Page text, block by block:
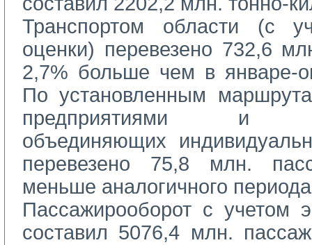
Транспортом области (с
оценки) перевезено 732,6
2,7% больше чем в январе-
По установленным
предприятиями и
объединяющих
перевезено 75,8 млн.
меньше аналогичного
Пассажирооборот с учетом
составил 5076,4 млн.